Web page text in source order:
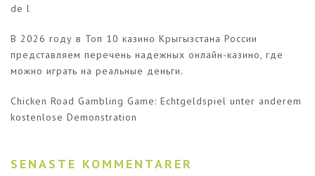
de l
В 2026 году в Топ 10 казино Крыгызстана России
представляем перечень надежных онлайн-казино, где
можно играть на реальные деньги.
Chicken Road Gambling Game: Echtgeldspiel unter anderem
kostenlose Demonstration
SENASTE KOMMENTARER